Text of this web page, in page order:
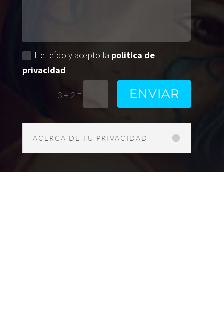
He leído y acepto la politica de
privacidad
3 + 2 = ENVIAR
ACERCA DE TU PRIVACIDAD